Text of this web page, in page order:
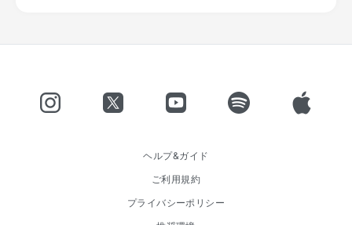
ヘルプ&ガイド
ご利用規約
プライバシーポリシー